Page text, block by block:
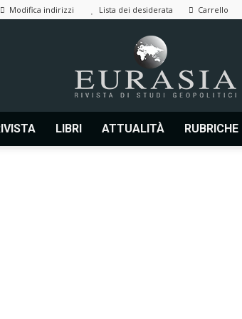
Modifica indirizzi Lista dei desiderata Carrello
LIBRI ATTUALITÀ RUBRICHE